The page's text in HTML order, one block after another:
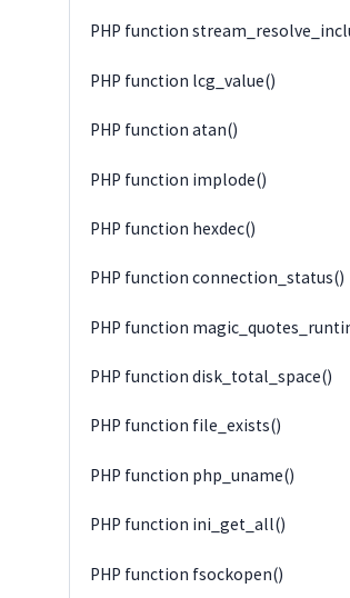
PHP function
PHP function lcg_value()
PHP function atan()
PHP function implode()
PHP function hexdec()
PHP function connection_status()
PHP function
PHP function disk_total_space()
PHP function file_exists()
PHP function php_uname()
PHP function ini_get_all()
PHP function fsockopen()